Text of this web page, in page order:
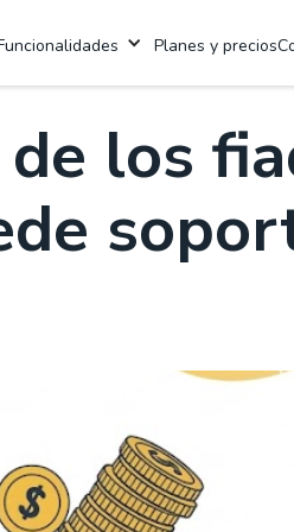
Planes y precios
los